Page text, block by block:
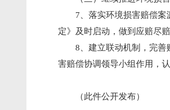
7、落实环境损害赔偿
定》及时启动，做到应赔尽赔
8、建立联动机制，完
害赔偿协调领导小组作用，
（此件公开发布）